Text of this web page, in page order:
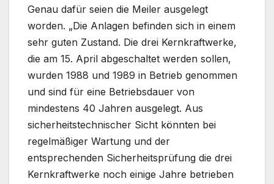
Genau dafür seien die Meiler ausgelegt
worden. „Die Anlagen befinden sich in einem
sehr guten Zustand. Die drei Kernkraftwerke,
die am 15. April abgeschaltet werden sollen,
wurden 1988 und 1989 in Betrieb genommen
und sind für eine Betriebsdauer von
mindestens 40 Jahren ausgelegt. Aus
sicherheitstechnischer Sicht könnten bei
regelmäßiger Wartung und der
entsprechenden Sicherheitsprüfung die drei
Kernkraftwerke noch einige Jahre betrieben